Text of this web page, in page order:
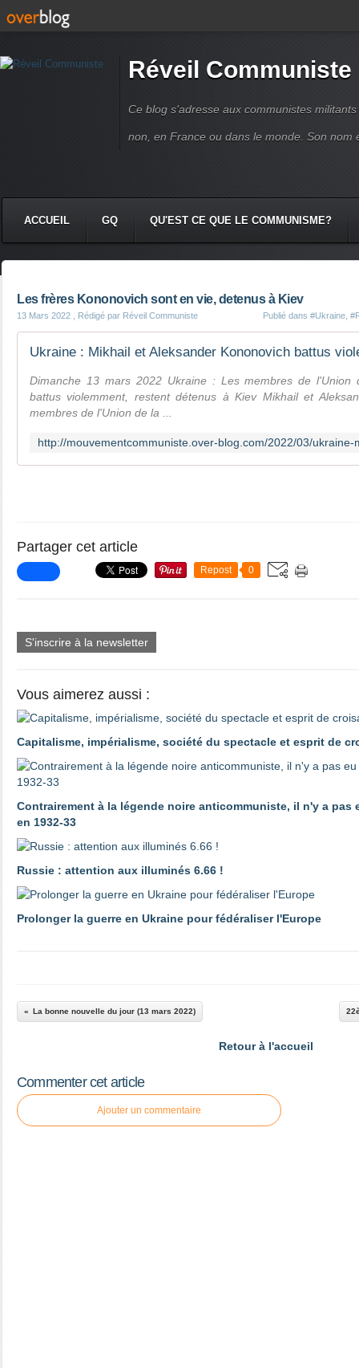
Réveil Communiste
Ce blog s'adresse aux communistes
non, en France ou dans le monde. Son nom
ACCUEIL GQ QU'EST CE QUE LE COMMUNISME?
Les frères Kononovich sont en vie, detenus à Kiev
13 Mars 2022 , Rédigé par Réveil Communiste Publié dans #Ukraine
Dimanche 13 mars 2022 Ukraine : Les membres de l'Union
battus violemment, restent détenus à Kiev Mikhail et
membres de l'Union de la ...
Partager cet article
Repost 0
S'inscrire à la newsletter
Vous aimerez aussi :
Capitalisme, impérialisme, société du spectacle et esprit de
Contrairement à la légende noire anticommuniste, il n'y a pas
en 1932-33
Russie : attention aux illuminés 6.66 !
Prolonger la guerre en Ukraine pour fédéraliser l'Europe
La bonne nouvelle du jour (13 mars 2022)
Retour à l'accueil
Commenter cet article
Ajouter un commentaire